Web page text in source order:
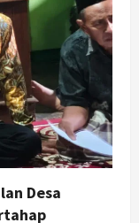
Desa